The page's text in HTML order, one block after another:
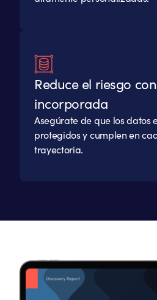
Reduce el riesgo
incorporada
Asegúrate de que los datos
protegidos y cumplen en
trayectoria.